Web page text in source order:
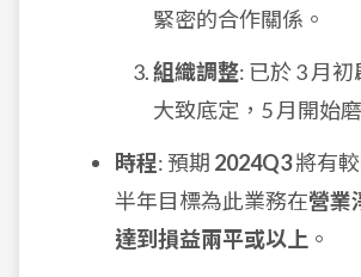
緊密的合作關係。
組織調整: 已於 3 月
大致底定，5 月開始
時程: 預期 2024Q3將有
半年目標為此業務在營業
達到損益兩平或以上 。